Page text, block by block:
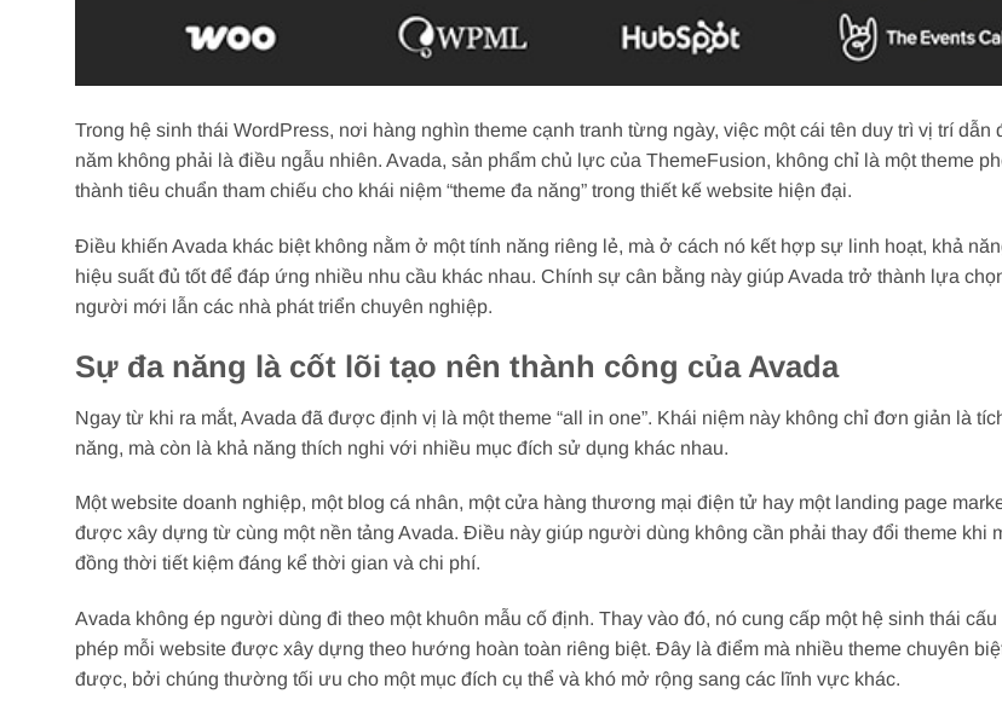
Trong hệ sinh thái WordPress, nơi hàng nghìn theme cạnh tranh từng ngày, việc một cái tên duy trì vị trí dẫn
năm không phải là điều ngẫu nhiên. Avada, sản phẩm chủ lực của ThemeFusion, không chỉ là một theme
thành tiêu chuẩn tham chiếu cho khái niệm “theme đa năng” trong thiết kế website hiện đại.
Điều khiến Avada khác biệt không nằm ở một tính năng riêng lẻ, mà ở cách nó kết hợp sự linh hoạt, khả
hiệu suất đủ tốt để đáp ứng nhiều nhu cầu khác nhau. Chính sự cân bằng này giúp Avada trở thành lựa
người mới lẫn các nhà phát triển chuyên nghiệp.
Sự đa năng là cốt lõi tạo nên thành công của Avada
Ngay từ khi ra mắt, Avada đã được định vị là một theme “all in one”. Khái niệm này không chỉ đơn giản là
năng, mà còn là khả năng thích nghi với nhiều mục đích sử dụng khác nhau.
Một website doanh nghiệp, một blog cá nhân, một cửa hàng thương mại điện tử hay một landing page
được xây dựng từ cùng một nền tảng Avada. Điều này giúp người dùng không cần phải thay đổi theme khi
đồng thời tiết kiệm đáng kể thời gian và chi phí.
Avada không ép người dùng đi theo một khuôn mẫu cố định. Thay vào đó, nó cung cấp một hệ sinh thái
phép mỗi website được xây dựng theo hướng hoàn toàn riêng biệt. Đây là điểm mà nhiều theme chuyên
được, bởi chúng thường tối ưu cho một mục đích cụ thể và khó mở rộng sang các lĩnh vực khác.